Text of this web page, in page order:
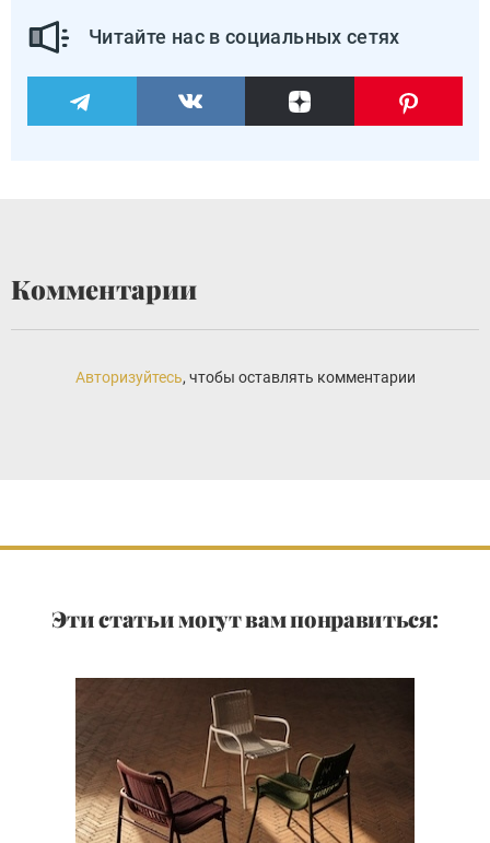
Читайте нас в социальных сетях
Комментарии
Авторизуйтесь, чтобы оставлять комментарии
Эти статьи могут вам понравиться: